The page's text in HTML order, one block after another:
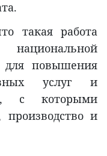
такая работа
национальной
для повышения
услуг и
с которыми
производство и